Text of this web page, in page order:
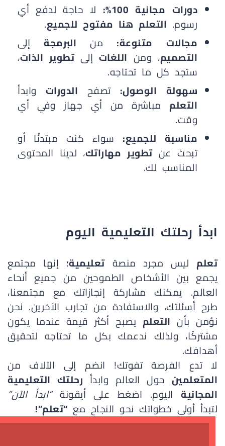
دورات مجانية 100%:
لا حاجة لدفع أي
رسوم. التعلم هنا مفتوح للجميع.
مجالات متنوعة: من البرمجة إلى
التصميم، ومن اللغات إلىتطوير الذات،
ستجد كل ما تحتاجه.
سهولة الوصول: تصفح الدورات وابدأ
التعلم مباشرة من أي جهاز وفي أي
وقت.
مناسبة للجميع: سواء كنت مبتدئًا أو
تبحث عنتطوير مهاراتك، لدينا المحتوى
المناسب لك.
ابدأ رحلتك التعليمية اليوم
تعلمليس مجرد منصةتعليمية؛ إنها مجتمع
يجمع بين الأشخاص الطموحين من جميع أنحاء
العالم. يمكنك مشاركة إنجازاتك مع مجتمعنا،
طرح أسئلتك، والاستفادة من تجارب الآخرين. نحن
نؤمن بأن التعلم يصبح أكثر قيمة عندما يكون
مشتركًا، ولذلك ندعمك بكل ما تحتاجه لتحقيق
أهدافك.
لا تدع الفرصة تفوتك! انضم إلى الآلاف من
المتعلمينحول العالم وابدأ رحلتك التعليمية
المجانية اليوم. اضغط على أيقونة“ابدأ الآن”
لتبدأ أولى خطواتك نحو النجاح مع “تعلم”!